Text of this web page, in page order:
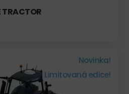
Novinka!
Limitovaná edice!